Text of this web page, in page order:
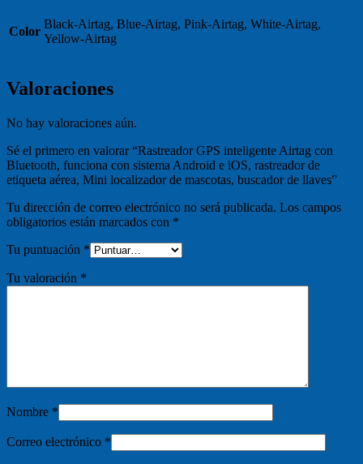
Color
Black-Airtag, Blue-Airtag, Pink-Airtag, White-Airtag,
Yellow-Airtag
Valoraciones
No hay valoraciones aún.
Sé el primero en valorar “Rastreador GPS inteligente Airtag con
Bluetooth, funciona con sistema Android e iOS, rastreador de
etiqueta aérea, Mini localizador de mascotas, buscador de llaves”
Tu dirección de correo electrónico no será publicada. Los campos
obligatorios están marcados con *
Tu puntuación *
Tu valoración *
Nombre *
Correo electrónico *